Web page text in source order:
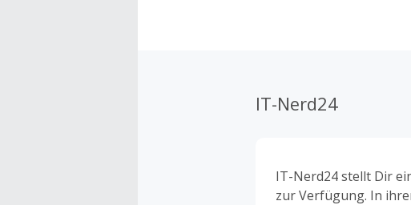
IT-Nerd24
IT-Nerd24 stellt Dir
zur Verfügung. In